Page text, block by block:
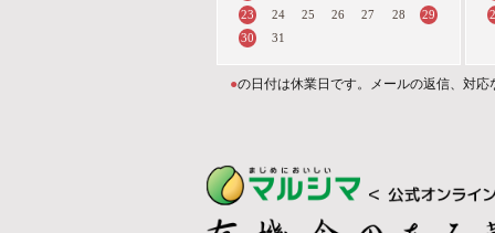
23
24 25 26 27 28
29
30
31
●の日付は休業日です。メールの返信、対